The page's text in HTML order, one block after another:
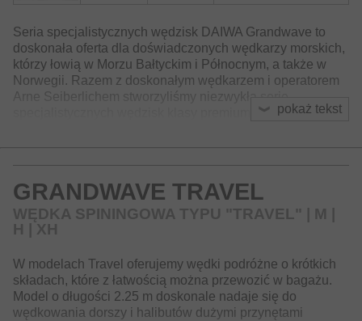
pokaż tekst
Seria specjalistycznych wędzisk DAIWA Grandwave to
doskonała oferta dla doświadczonych wędkarzy morskich,
którzy łowią w Morzu Bałtyckim i Północnym, a także w
Norwegii. Razem z doskonałym wędkarzem i operatorem
Arne Seiberlichem stworzyliśmy niezwykłą serię
specjalistycznych wędzisk klasy premium, które zostały już
Ekskluzywna technologia produkcji blanków DAIWA oraz
GRANDWAVE TRAVEL
WĘDKA SPININGOWA TYPU "TRAVEL" | M |
H | XH
W modelach Travel oferujemy wędki podróżne o krótkich
składach, które z łatwością można przewozić w bagażu.
Model o długości 2.25 m doskonale nadaje się do
wędkowania dorszy i halibutów dużymi przynętami